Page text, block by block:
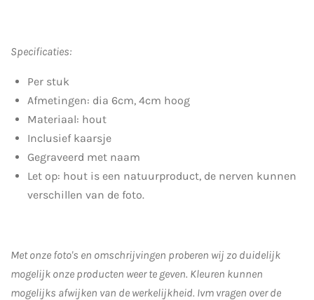
Specificaties:
Per stuk
Afmetingen: dia 6cm, 4cm hoog
Materiaal: hout
Inclusief kaarsje
Gegraveerd met naam
Let op: hout is een natuurproduct, de nerven kunnen
verschillen van de foto.
Met onze foto's en omschrijvingen proberen wij zo duidelijk
mogelijk onze producten weer te geven. Kleuren kunnen
mogelijks afwijken van de werkelijkheid. Ivm vragen over de